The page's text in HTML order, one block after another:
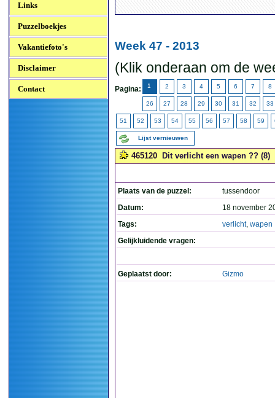
Links
Puzzelboekjes
Vakantiefoto's
Disclaimer
Contact
Week 47 - 2013
(Klik onderaan om de
Pagina: 1 2 3 4 5 6 7 8
26 27 28 29 30 31 32 33
51 52 53 54 55 56 57 58 59
Lijst vernieuwen
465120 Dit verlicht een wapen ?? (8)
Plaats van de puzzel:
tussendoor
Datum:
18 november
Tags:
verlicht, wapen
Gelijkluidende vragen:
Geplaatst door: Gizmo